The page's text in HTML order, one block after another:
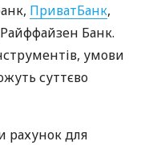
ПриватБанк,
Банк.
умови
суттєво
рахунок для